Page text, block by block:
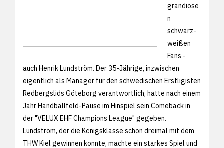
grandiose
n
schwarz-
weißen
Fans -
auch Henrik Lundström. Der 35-Jährige, inzwischen
eigentlich als Manager für den schwedischen Erstligisten
Redbergslids Göteborg verantwortlich, hatte nach einem
Jahr Handballfeld-Pause im Hinspiel sein Comeback in
der "VELUX EHF Champions League" gegeben.
Lundström, der die Königsklasse schon dreimal mit dem
THW Kiel gewinnen konnte, machte ein starkes Spiel und